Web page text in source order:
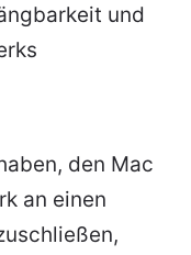
und
den Mac
an einen